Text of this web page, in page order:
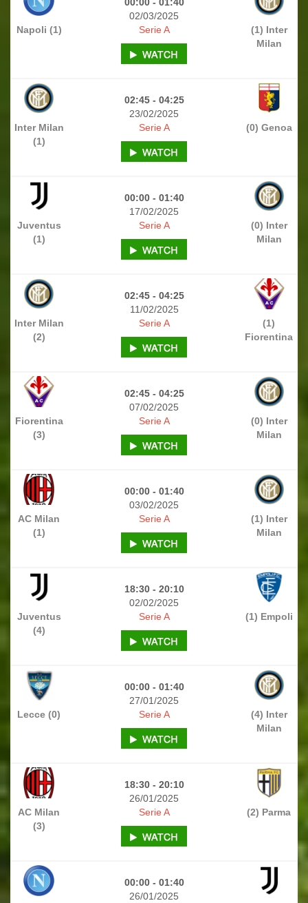
02/03/2025
Napoli (1)
(1) Inter
Milan
Serie A
02:45 - 04:25
23/02/2025
Inter Milan
(1)
(0) Genoa
Serie A
00:00 - 01:40
17/02/2025
Juventus
(1)
(0) Inter
Milan
Serie A
02:45 - 04:25
11/02/2025
Inter Milan
(2)
(1)
Fiorentina
Serie A
02:45 - 04:25
07/02/2025
Fiorentina
(3)
(0) Inter
Milan
Serie A
00:00 - 01:40
03/02/2025
AC Milan
(1)
(1) Inter
Milan
Serie A
18:30 - 20:10
02/02/2025
Juventus
(4)
(1) Empoli
Serie A
00:00 - 01:40
27/01/2025
Lecce (0)
(4) Inter
Milan
Serie A
18:30 - 20:10
26/01/2025
AC Milan
(3)
(2) Parma
Serie A
00:00 - 01:40
26/01/2025